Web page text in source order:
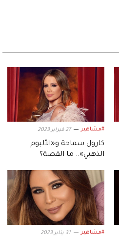
#مشاهير 27 فبراير 2023
كارول سماحة و«الألبوم
الذهبي».. ما القصة؟
#مشاهير 31 يناير 2023